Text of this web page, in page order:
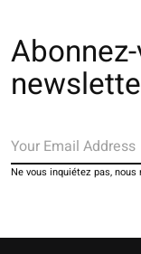
Ne vous inquiétez pas,